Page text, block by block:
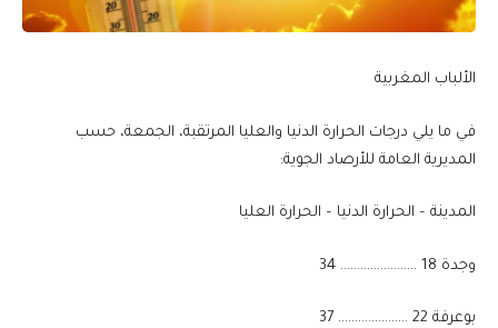
الألباب المغربية
في ما يلي درجات الحرارة الدنيا والعليا المرتقبة، الجمعة، حسب
المديرية العامة للأرصاد الجوية:
المدينة – الحرارة الدنيا – الحرارة العليا
​وجدة 18 ………………….. 34
​بوعرفة 22 ………………… 37